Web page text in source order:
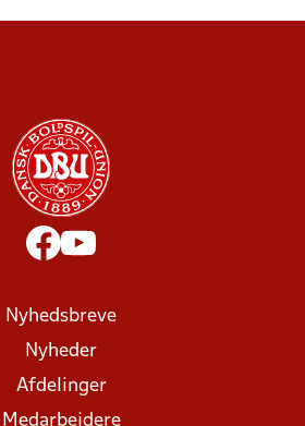
Nyhedsbreve
Nyheder
Afdelinger
Medarbejdere